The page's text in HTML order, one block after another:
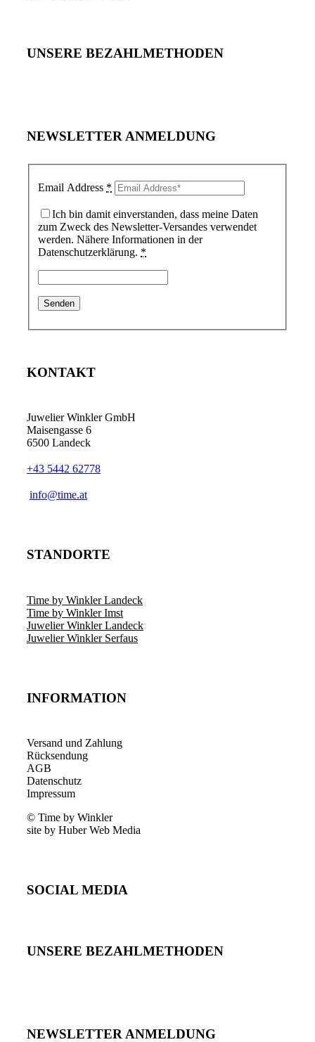
UNSERE BEZAHLMETHODEN
NEWSLETTER ANMELDUNG
Email Address *
Ich bin damit einverstanden, dass meine Daten
zum Zweck des Newsletter-Versandes verwendet
werden. Nähere Informationen in der
Datenschutzerklärung. *
KONTAKT
Juwelier Winkler GmbH
Maisengasse 6
6500 Landeck
+43 5442 62778
info@time.at
STANDORTE
Time by Winkler Landeck
Time by Winkler Imst
Juwelier Winkler Landeck
Juwelier Winkler Serfaus
INFORMATION
Versand und Zahlung
Rücksendung
AGB
Datenschutz
Impressum
© Time by Winkler
site by Huber Web Media
SOCIAL MEDIA
UNSERE BEZAHLMETHODEN
NEWSLETTER ANMELDUNG